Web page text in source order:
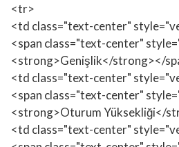
<tr>
<td class="text-center"
<span class="text-center"
<strong>Genişlik</strong></
<td class="text-center"
<span class="text-center"
<strong>Oturum Yüksekliği</
<td class="text-center"